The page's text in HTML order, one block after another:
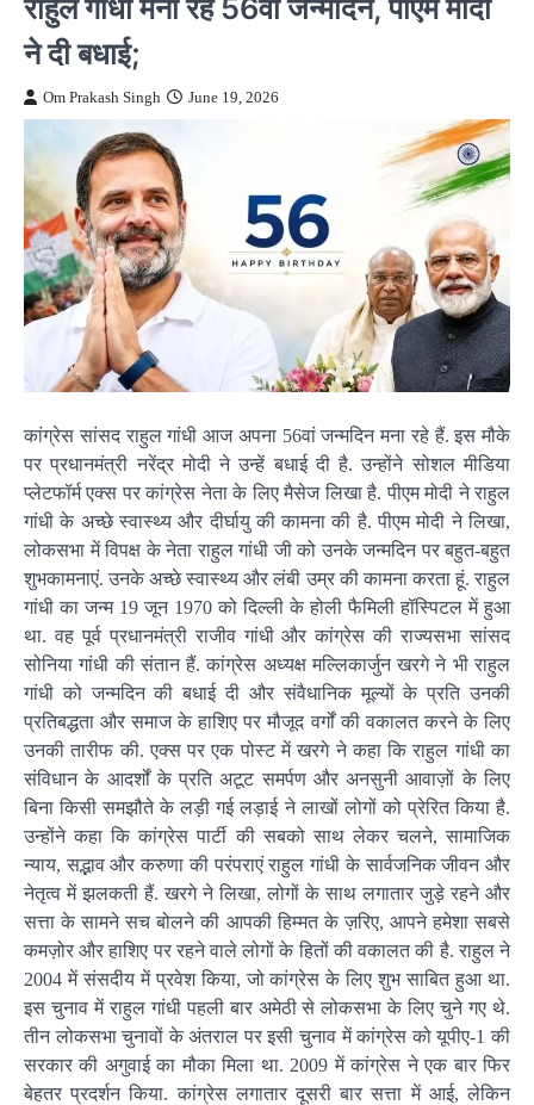
ने दी बधाई;
Om Prakash Singh June 19, 2026
कांग्रेस सांसद राहुल गांधी आज अपना 56वां जन्मदिन मना रहे हैं. इस मौके
पर प्रधानमंत्री नरेंद्र मोदी ने उन्हें बधाई दी है. उन्होंने सोशल मीडिया
प्लेटफॉर्म एक्स पर कांग्रेस नेता के लिए मैसेज लिखा है. पीएम मोदी ने राहुल
गांधी के अच्छे स्वास्थ्य और दीर्घायु की कामना की है. पीएम मोदी ने लिखा,
लोकसभा में विपक्ष के नेता राहुल गांधी जी को उनके जन्मदिन पर बहुत-बहुत
शुभकामनाएं. उनके अच्छे स्वास्थ्य और लंबी उम्र की कामना करता हूं. राहुल
गांधी का जन्म 19 जून 1970 को दिल्ली के होली फैमिली हॉस्पिटल में हुआ
था. वह पूर्व प्रधानमंत्री राजीव गांधी और कांग्रेस की राज्यसभा सांसद
सोनिया गांधी की संतान हैं. कांग्रेस अध्यक्ष मल्लिकार्जुन खरगे ने भी राहुल
गांधी को जन्मदिन की बधाई दी और संवैधानिक मूल्यों के प्रति उनकी
प्रतिबद्धता और समाज के हाशिए पर मौजूद वर्गों की वकालत करने के लिए
उनकी तारीफ की. एक्स पर एक पोस्ट में खरगे ने कहा कि राहुल गांधी का
संविधान के आदर्शों के प्रति अटूट समर्पण और अनसुनी आवाज़ों के लिए
बिना किसी समझौते के लड़ी गई लड़ाई ने लाखों लोगों को प्रेरित किया है.
उन्होंने कहा कि कांग्रेस पार्टी की सबको साथ लेकर चलने, सामाजिक
न्याय, सद्भाव और करुणा की परंपराएं राहुल गांधी के सार्वजनिक जीवन और
नेतृत्व में झलकती हैं. खरगे ने लिखा, लोगों के साथ लगातार जुड़े रहने और
सत्ता के सामने सच बोलने की आपकी हिम्मत के ज़रिए, आपने हमेशा सबसे
कमज़ोर और हाशिए पर रहने वाले लोगों के हितों की वकालत की है. राहुल ने
2004 में संसदीय में प्रवेश किया, जो कांग्रेस के लिए शुभ साबित हुआ था.
इस चुनाव में राहुल गांधी पहली बार अमेठी से लोकसभा के लिए चुने गए थे.
तीन लोकसभा चुनावों के अंतराल पर इसी चुनाव में कांग्रेस को यूपीए-1 की
सरकार की अगुवाई का मौका मिला था. 2009 में कांग्रेस ने एक बार फिर
बेहतर प्रदर्शन किया. कांग्रेस लगातार दूसरी बार सत्ता में आई, लेकिन